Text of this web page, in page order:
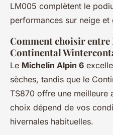
LM005 complètent le
performances sur neige et
Comment choisir
Continental
Le Michelin Alpin 6
sèches, tandis que le
TS870 offre une meilleure
choix dépend de vos
hivernales habituelles.